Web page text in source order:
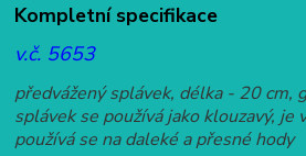
Kompletní specifikace
v.č. 5653
předvážený splávek, délka - 20 cm,
splávek se používá jako klouzavý, je
používá se na daleké a přesné hody